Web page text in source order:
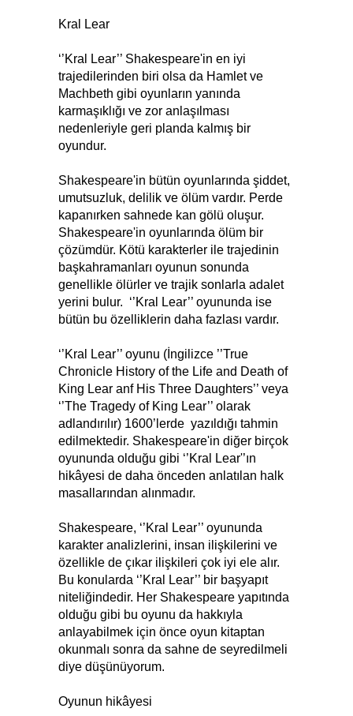
Kral Lear
‘’Kral Lear’’ Shakespeare'in en iyi
trajedilerinden biri olsa da Hamlet ve
Machbeth gibi oyunların yanında
karmaşıklığı ve zor anlaşılması
nedenleriyle geri planda kalmış bir
oyundur.
Shakespeare'in bütün oyunlarında şiddet,
umutsuzluk, delilik ve ölüm vardır. Perde
kapanırken sahnede kan gölü oluşur.
Shakespeare'in oyunlarında ölüm bir
çözümdür. Kötü karakterler ile trajedinin
başkahramanları oyunun sonunda
genellikle ölürler ve trajik sonlarla adalet
yerini bulur. ‘’Kral Lear’’ oyununda ise
bütün bu özelliklerin daha fazlası vardır.
‘’Kral Lear’’ oyunu (İngilizce ’’True
Chronicle History of the Life and Death of
King Lear anf His Three Daughters’’ veya
‘’The Tragedy of King Lear’’ olarak
adlandırılır) 1600’lerde yazıldığı tahmin
edilmektedir. Shakespeare'in diğer birçok
oyununda olduğu gibi ‘’Kral Lear'’ın
hikâyesi de daha önceden anlatılan halk
masallarından alınmadır.
Shakespeare, ‘’Kral Lear’’ oyununda
karakter analizlerini, insan ilişkilerini ve
özellikle de çıkar ilişkileri çok iyi ele alır.
Bu konularda ‘’Kral Lear’’ bir başyapıt
niteliğindedir. Her Shakespeare yapıtında
olduğu gibi bu oyunu da hakkıyla
anlayabilmek için önce oyun kitaptan
okunmalı sonra da sahne de seyredilmeli
diye düşünüyorum.
Oyunun hikâyesi